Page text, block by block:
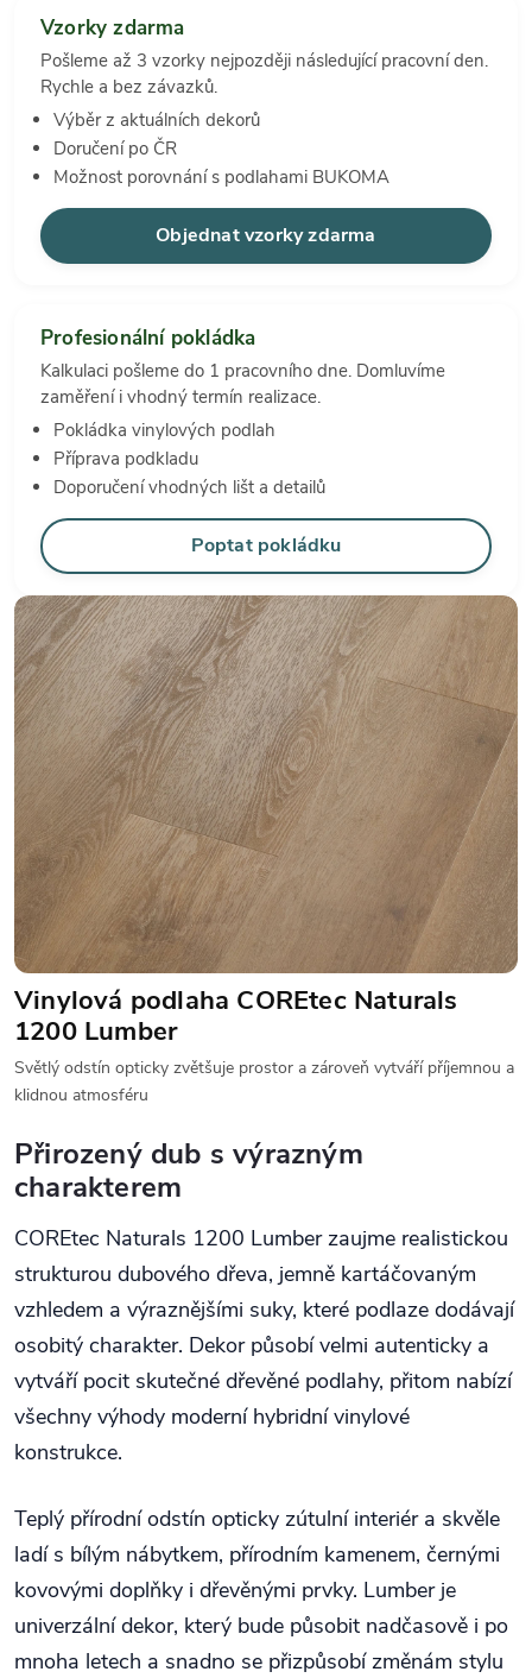
Vzorky zdarma
Pošleme až 3 vzorky nejpozději následující pracovní den.
Rychle a bez závazků.
Výběr z aktuálních dekorů
Doručení po ČR
Možnost porovnání s podlahami BUKOMA
Objednat vzorky zdarma
Profesionální pokládka
Kalkulaci pošleme do 1 pracovního dne. Domluvíme
zaměření i vhodný termín realizace.
Pokládka vinylových podlah
Příprava podkladu
Doporučení vhodných lišt a detailů
Poptat pokládku
Vinylová podlaha COREtec Naturals
1200 Lumber
Světlý odstín opticky zvětšuje prostor a zároveň vytváří příjemnou a
klidnou atmosféru
Přirozený dub s výrazným
charakterem
COREtec Naturals 1200 Lumber zaujme realistickou
strukturou dubového dřeva, jemně kartáčovaným
vzhledem a výraznějšími suky, které podlaze dodávají
osobitý charakter. Dekor působí velmi autenticky a
vytváří pocit skutečné dřevěné podlahy, přitom nabízí
všechny výhody moderní hybridní vinylové
konstrukce.
Teplý přírodní odstín opticky zútulní interiér a skvěle
ladí s bílým nábytkem, přírodním kamenem, černými
kovovými doplňky i dřevěnými prvky. Lumber je
univerzální dekor, který bude působit nadčasově i po
mnoha letech a snadno se přizpůsobí změnám stylu